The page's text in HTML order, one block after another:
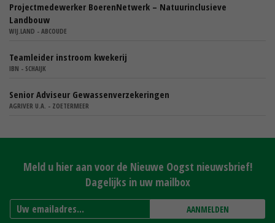
Projectmedewerker BoerenNetwerk – Natuurinclusieve
Landbouw
WIJ.LAND - ABCOUDE
Teamleider instroom kwekerij
IBN - SCHAIJK
Senior Adviseur Gewassenverzekeringen
AGRIVER U.A. - ZOETERMEER
Meld u hier aan voor de Nieuwe Oogst nieuwsbrief!
Dagelijks in uw mailbox
AANMELDEN